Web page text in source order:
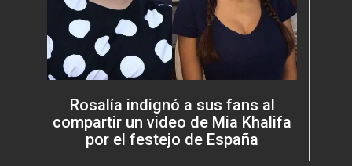
Rosalía indignó a sus fans al
compartir un video de Mia Khalifa
por el festejo de España